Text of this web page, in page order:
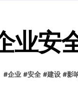
与高效编排驱动服
业安
#企业 #安全 #建设 #影